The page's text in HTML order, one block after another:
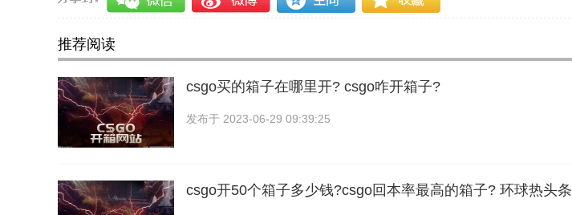
推荐阅读
csgo买的箱子在哪里开? csgo咋开箱子?
发布于 2023-06-29 09:39:25
csgo开50个箱子多少钱?csgo回本率最高的箱子? 环球热头条